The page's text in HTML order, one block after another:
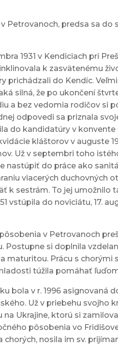
Petrovanoch, predsa sa do
1931 v Kendiciach pri
k zasvätenému
prichádzali do Kendíc.
silná, že po ukončení
a bez vedomia rodičov si
odpovedi sa priznala
do kandidatúry v
kláštorov v auguste
Už v septembri toho
nastúpiť do práce ako
viacerých duchovných
k sestrám. To jej
vstúpila do noviciátu, 17.
v Petrovanoch
Postupne si doplnila
maturitou. Prácu s
túžila pomáhať
bola v r. 1996 asignovaná
Už v priebehu svojho
Ukrajine, ktorú si
pôsobenia vo
nosila im sv.